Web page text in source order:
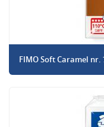
FIMO Soft Caramel